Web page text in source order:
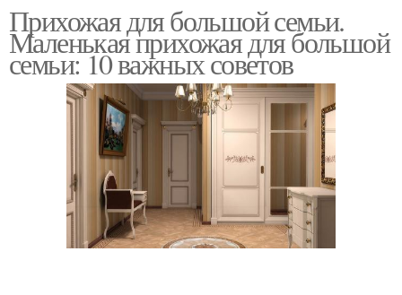
Прихожая для большой семьи.
Маленькая прихожая для большой
семьи: 10 важных советов